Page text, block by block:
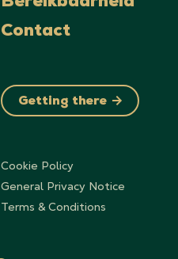
Contact
Getting there
Cookie Policy
General Privacy Notice
Terms & Conditions